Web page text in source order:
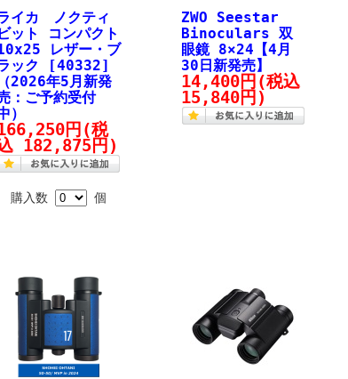
イカ ノクティ
ビット コンパクト
レザー・ブ
ック [40332]
（2026年5月新発
：ご予約受付
）
円 (税
182,875円)
購入数 個
ZWO Seestar
Binoculars 双
眼鏡 8×24【4月
30日新発売】
14,400円 (税込
15,840円)